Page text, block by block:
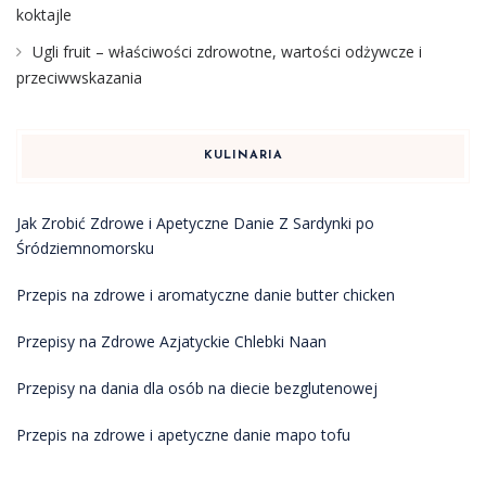
koktajle
Ugli fruit – właściwości zdrowotne, wartości odżywcze i
przeciwwskazania
KULINARIA
Jak Zrobić Zdrowe i Apetyczne Danie Z Sardynki po
Śródziemnomorsku
Przepis na zdrowe i aromatyczne danie butter chicken
Przepisy na Zdrowe Azjatyckie Chlebki Naan
Przepisy na dania dla osób na diecie bezglutenowej
Przepis na zdrowe i apetyczne danie mapo tofu